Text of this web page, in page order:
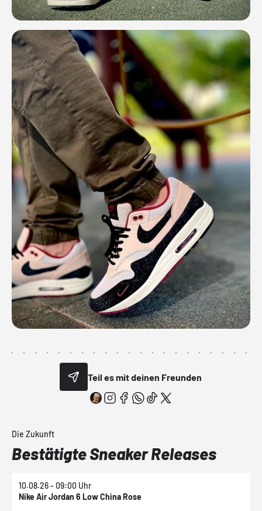
Teil es mit deinen Freunden
Die Zukunft
Bestätigte Sneaker Releases
10.08.26 - 09:00 Uhr
Nike Air Jordan 6 Low China Rose